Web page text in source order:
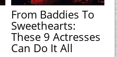
From Baddies To
Sweethearts:
These 9 Actresses
Can Do It All